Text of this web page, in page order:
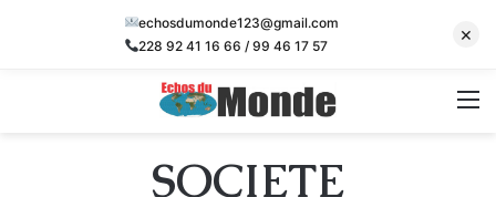
SOCIETE
echosdumonde123@gmail.com
228 92 41 16 66 / 99 46 17 57
×